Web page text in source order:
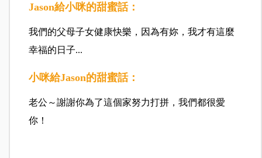
Jason給小咪的甜蜜話：
我們的父母子女健康快樂，因為有妳，我才有這麼
幸福的日子...
小咪給Jason的甜蜜話：
老公～謝謝你為了這個家努力打拼，我們都很愛
你！